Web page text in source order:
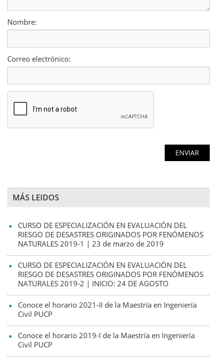
Nombre:
Correo electrónico:
MÁS LEIDOS
CURSO DE ESPECIALIZACIÓN EN EVALUACIÓN DEL
RIESGO DE DESASTRES ORIGINADOS POR FENÓMENOS
NATURALES 2019-1 | 23 de marzo de 2019
CURSO DE ESPECIALIZACIÓN EN EVALUACIÓN DEL
RIESGO DE DESASTRES ORIGINADOS POR FENÓMENOS
NATURALES 2019-2 | INICIO: 24 DE AGOSTO
Conoce el horario 2021-II de la Maestría en Ingeniería
Civil PUCP
Conoce el horario 2019-I de la Maestría en Ingeniería
Civil PUCP